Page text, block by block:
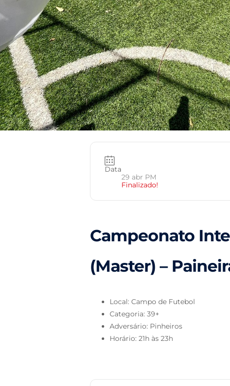
Data
29 abr PM
Finalizado!
Campeonato
(Master) –
Local: Campo de Futebol
Categoria: 39+
Adversário: Pinheiros
Horário: 21h às 23h